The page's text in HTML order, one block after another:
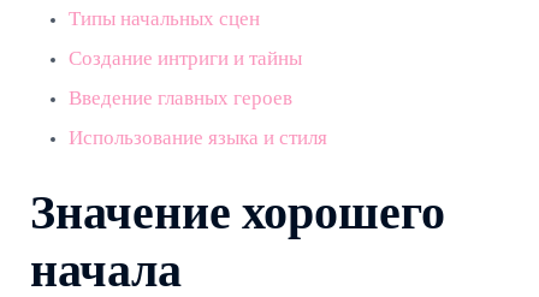
Типы начальных сцен
Создание интриги и тайны
Введение главных героев
Использование языка и стиля
Значение хорошего
начала